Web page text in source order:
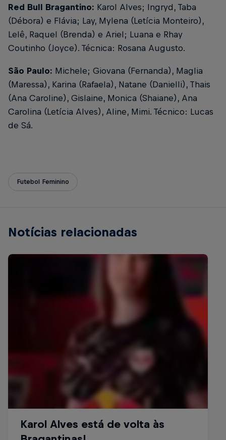
Red Bull Bragantino: Karol Alves; Ingryd, Taba
(Débora) e Flávia; Lay, Mylena (Letícia Monteiro),
Lelê, Raquel (Brenda) e Ariel; Luana e Rhay
Coutinho (Joyce). Técnica: Rosana Augusto.
São Paulo: Michele; Giovana (Fernanda), Maglia
(Maressa), Karina (Rafaela), Natane (Danielli), Thais
(Ana Caroline), Gislaine, Monica (Shaiane), Ana
Carolina (Letícia Alves), Aline, Mimi. Técnico: Lucas
de Sá.
Futebol Feminino
Notícias relacionadas